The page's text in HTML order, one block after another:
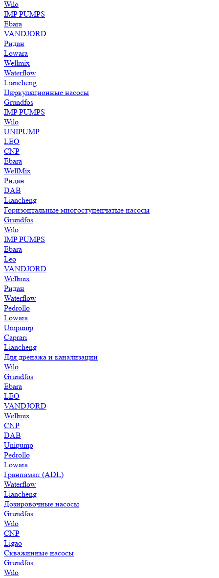
Wilo
IMP PUMPS
Ebara
VANDJORD
Ридан
Lowara
Wellmix
Waterflow
Liancheng
Циркуляционные насосы
Grundfos
IMP PUMPS
Wilo
UNIPUMP
LEO
CNP
Ebara
WellMix
Ридан
DAB
Liancheng
Горизонтальные многоступенчатые насосы
Grundfos
Wilo
IMP PUMPS
Ebara
Leo
VANDJORD
Wellmix
Ридан
Waterflow
Pedrollo
Lowara
Unipump
Caprari
Liancheng
Для дренажа и канализации
Wilo
Grundfos
Ebara
LEO
VANDJORD
Wellmix
CNP
DAB
Unipump
Pedrollo
Lowara
Гранпамап (ADL)
Waterflow
Liancheng
Дозировочные насосы
Grundfos
Wilo
CNP
Ligao
Скважинные насосы
Grundfos
Wilo